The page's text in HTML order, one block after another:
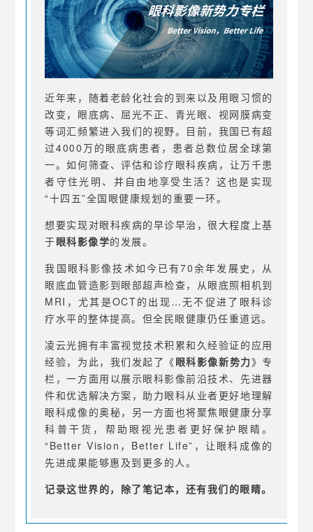
近年来，随着老龄化社会的到来以及用眼习惯的
改变，眼底病、屈光不正、青光眼、视网膜病变
等词汇频繁进入我们的视野。 目前，我国已有超
过4000万的眼底病患者，患者总数位居全球第
一。如何筛查、评估和诊疗眼科疾病，让万千患
者守住光明、并自由地享受生活？ 这也是实现
“十四五”全国眼健康规划的重要一环。
想要实现对眼科疾病的早诊早治，很大程度上基
于眼科影像学的发展。
我国眼科影像技术如今已有70余年发展史，从
眼底血管造影到眼部超声检查，从眼底照相机到
MRI，尤其是OCT的出现…无不促进了眼科诊
疗水平的整体提高。但全民眼健康仍任重道远。
凌云光拥有丰富视觉技术积累和久经验证的应用
经验，为此，我们发起了《眼科影像新势力》专
栏，一方面用以展示眼科影像前沿技术、先进器
件和优选解决方案，助力眼科从业者更好地理解
眼科成像的奥秘，另一方面也将聚焦眼健康分享
科普干货，帮助眼视光患者更好保护眼睛。
“Better Vision，Better Life”，让眼科成像的
先进成果能够惠及到更多的人。
记录这世界的，除了笔记本，还有我们的眼睛。